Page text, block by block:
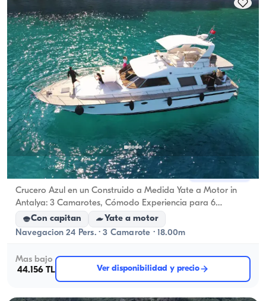
aplica la capacidad de navegación.
Centro de Antalya, Antalya Barco nuevo
Crucero Azul en un Construido a Medida Yate a Motor in
Antalya: 3 Camarotes, Cómodo Experiencia para 6
Huéspedes
Con capitan
Yate a motor
Navegacion 24 Pers. · 3 Camarote · 18.00m
Mas bajo
44.156 TL
Ver disponibilidad y precio